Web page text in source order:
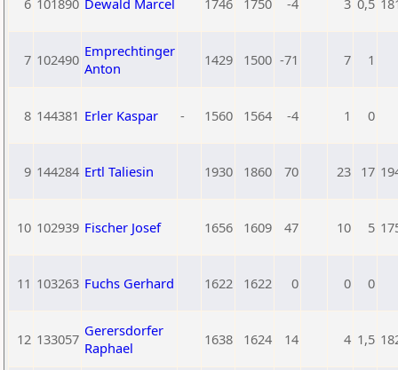
6 101890 Dewald Marcel 1746 1750 -4 3 0,5
7 102490 Emprechtinger
Anton
1429 1500 -71 7 1
8 144381 Erler Kaspar - 1560 1564 -4 1 0
9 144284 Ertl Taliesin 1930 1860 70 23 17
10 102939 Fischer Josef 1656 1609 47 10 5
11 103263 Fuchs Gerhard 1622 1622 0 0 0
12 133057 Gerersdorfer
Raphael
1638 1624 14 4 1,5